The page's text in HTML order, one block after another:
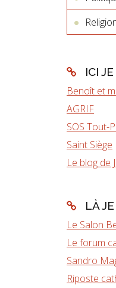
ICI
Benoît et
AGRIF
SOS Tout-
Saint Siège
Le blog de
LÀ
Le Salon
Le forum
Sandro
Riposte